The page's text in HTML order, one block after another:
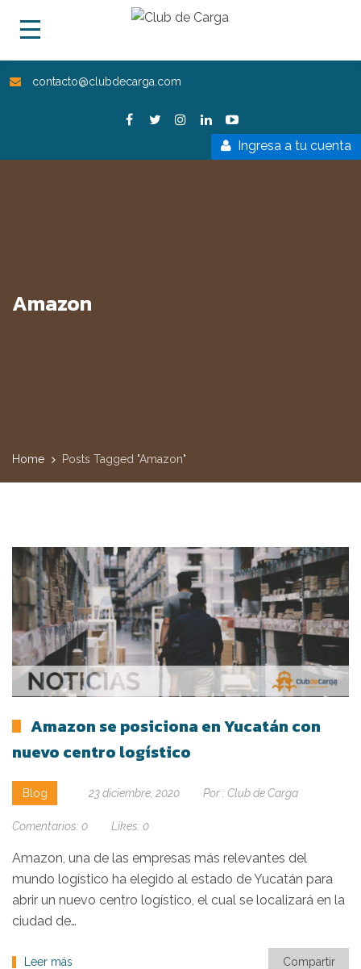
contacto@clubdecarga.com
Ingresa a tu cuenta
Amazon
Home Posts Tagged "Amazon"
Amazon se posiciona en Yucatán con
nuevo centro logístico
Blog 23 diciembre, 2020 Por : Club de Carga
Comentarios: 0 Likes: 0
Amazon, una de las empresas más relevantes del
mundo logístico ha elegido al estado de Yucatán para
abrir un nuevo centro logístico, el cual se localizará en la
ciudad de…
Leer más Compartir